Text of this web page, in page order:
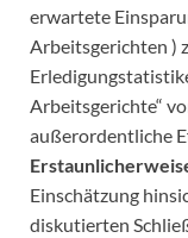
erwartete
Arbeitsgerichten )
Arbeitsgerichte“
außerordentliche
Einschätzung
diskutierten